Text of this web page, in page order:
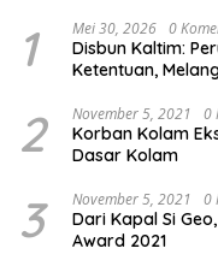
1 Mei 30, 2026 0
Disbun Kaltim:
Ketentuan,
2 November 5, 2021 0
Korban Kolam
Dasar Kolam
3 November 5, 2021 0
Dari Kapal Si
Award 2021